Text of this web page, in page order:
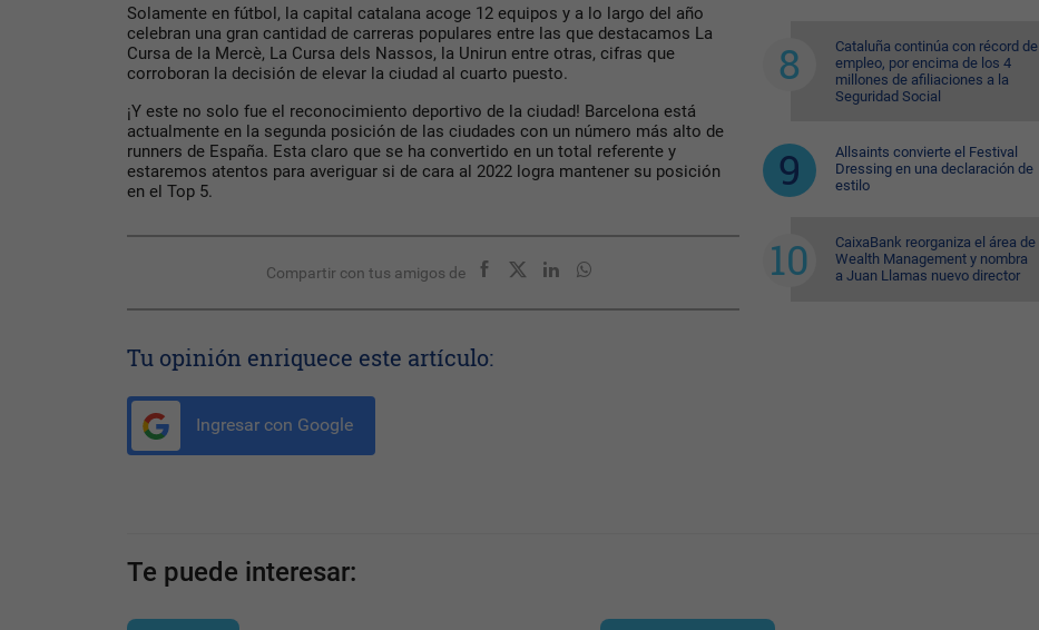
Solamente en fútbol, la capital catalana acoge 12 equipos y a lo largo del año
celebran una gran cantidad de carreras populares entre las que destacamos La
Cursa de la Mercè, La Cursa dels Nassos, la Unirun entre otras, cifras que
corroboran la decisión de elevar la ciudad al cuarto puesto.
¡Y este no solo fue el reconocimiento deportivo de la ciudad! Barcelona está
actualmente en la segunda posición de las ciudades con un número más alto de
runners de España. Esta claro que se ha convertido en un total referente y
estaremos atentos para averiguar si de cara al 2022 logra mantener su posición
en el Top 5.
Compartir con tus amigos de
Tu opinión enriquece este artículo:
Ingresar con Google
Cataluña continúa con récord de
empleo, por encima de los 4
millones de afiliaciones a la
Seguridad Social
Allsaints convierte el Festival
Dressing en una declaración de
estilo
CaixaBank reorganiza el área de
Wealth Management y nombra
a Juan Llamas nuevo director
Te puede interesar: